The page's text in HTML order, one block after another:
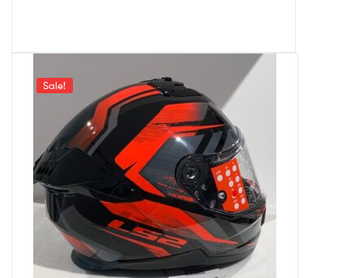
Sale!